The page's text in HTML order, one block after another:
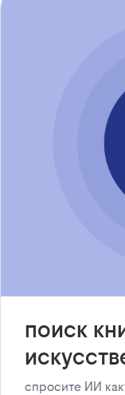
поиск
спросите ИИ